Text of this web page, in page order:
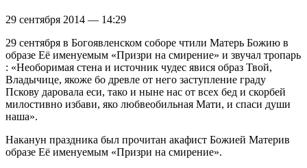
29 сентября 2014 — 14:29
29 сентября в Богоявленском соборе чтили Матерь Божию в
образе Её именуемым «Призри на смирение» и звучал тропарь
: «Необоримая стена и источник чудес явися образ Твой,
Владычице, якоже бо древле от него заступление граду
Пскову даровала еси, тако и ныне нас от всех бед и скорбей
милостивно избави, яко любвеобильная Мати, и спаси души
наша».
Наканун праздника был прочитан акафист Божией Материв
образе Её именуемым «Призри на смирение».